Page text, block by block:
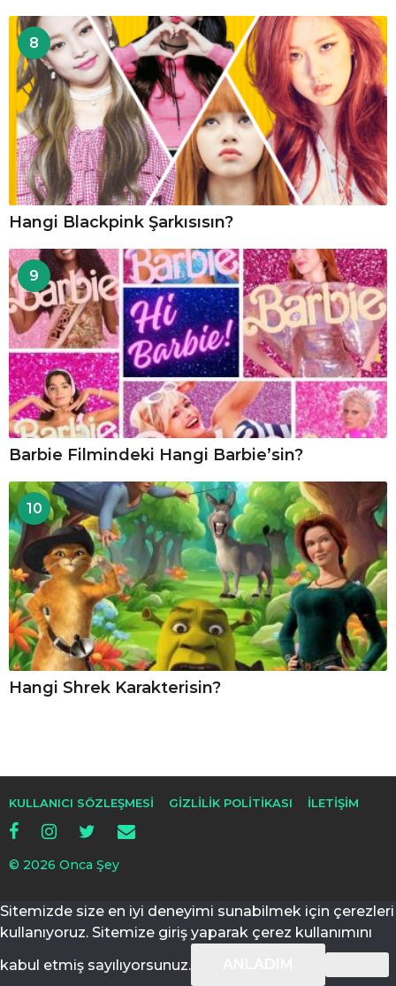
8
Hangi Blackpink Şarkısısın?
9
Barbie Filmindeki Hangi Barbie’sin?
10
Hangi Shrek Karakterisin?
KULLANICI SÖZLEŞMESI GIZLILIK POLITIKASI İLETIŞIM
© 2026 Onca Şey
Sitemizde size en iyi deneyimi sunabilmek için çerezleri
kullanıyoruz. Sitemize giriş yaparak çerez kullanımını
kabul etmiş sayılıyorsunuz.